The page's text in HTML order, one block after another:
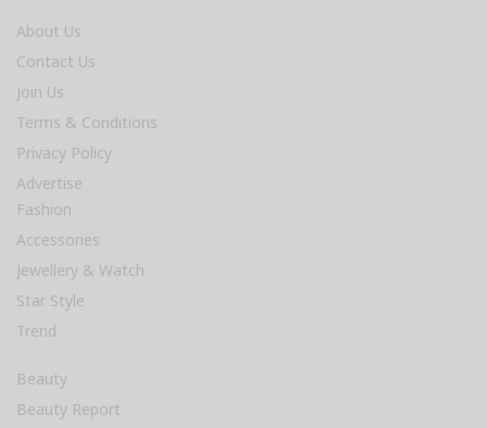
About Us
Contact Us
Join Us
Terms & Conditions
Privacy Policy
Advertise
Fashion
Accessories
Jewellery & Watch
Star Style
Trend
Beauty
Beauty Report